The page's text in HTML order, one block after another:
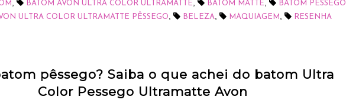
BATOM AVON ULTRA COLOR ULTRAMATTE BATOM MATTE BATOM PESSEGO
ULTRA COLOR ULTRAMATTE PÊSSEGO BELEZA MAQUIAGEM RESENHA
pêssego? Saiba o que achei do batom Ultra
Color Pessego Ultramatte Avon